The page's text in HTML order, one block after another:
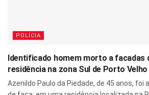
POLÍCIA
Identificado homem morto a facadas
residência na zona Sul de Porto Velho
Azenildo Paulo da Piedade, de 45 anos, foi